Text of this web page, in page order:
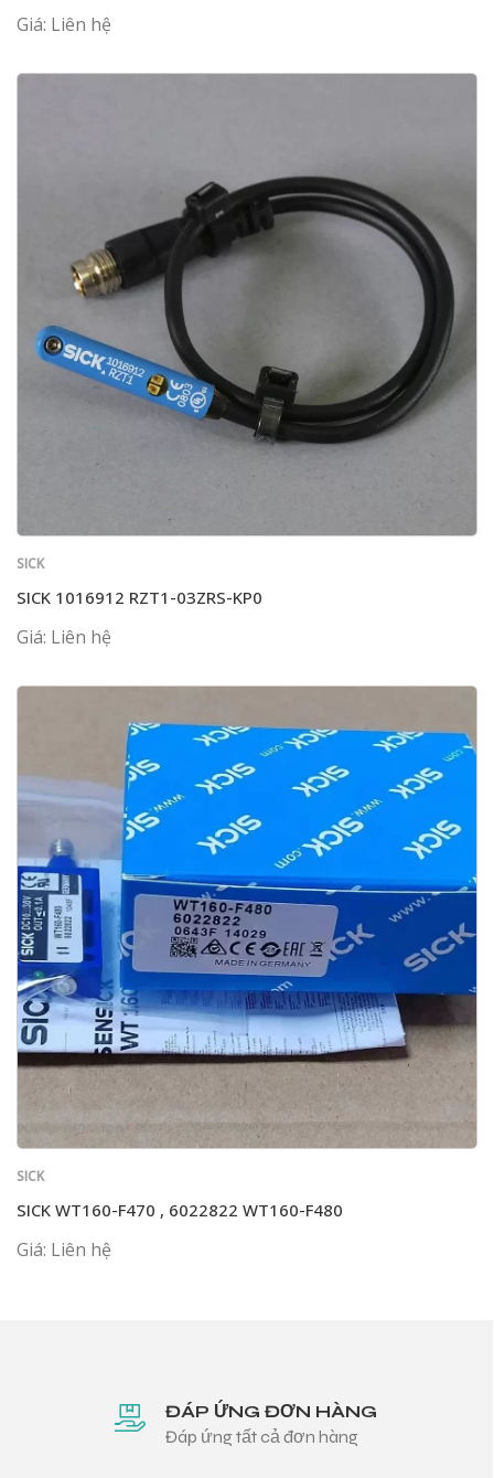
Giá: Liên hệ
SICK
SICK 1016912 RZT1-03ZRS-KP0
Giá: Liên hệ
SICK
SICK WT160-F470 , 6022822 WT160-F480
Giá: Liên hệ
ĐÁP ỨNG ĐƠN HÀNG
Đáp ứng tất cả đơn hàng